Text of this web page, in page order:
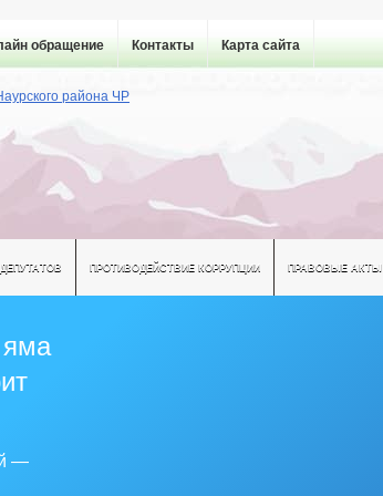
обращение Контакты Карта сайта
ПРОТИВОДЕЙСТВИЕ КОРРУПЦИИ ПРАВОВЫЕ АКТЫ
—